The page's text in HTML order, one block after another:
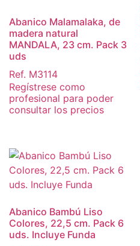
Abanico Malamalaka, de
madera natural
MANDALA, 23 cm. Pack 3
uds
Ref. M3114
Regístrese como
profesional para poder
consultar los precios
Abanico Bambú Liso
Colores, 22,5 cm. Pack 6
uds. Incluye Funda